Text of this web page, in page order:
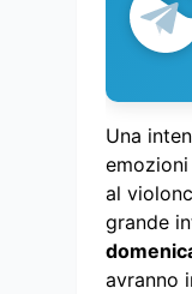
Una
al
grande
avranno